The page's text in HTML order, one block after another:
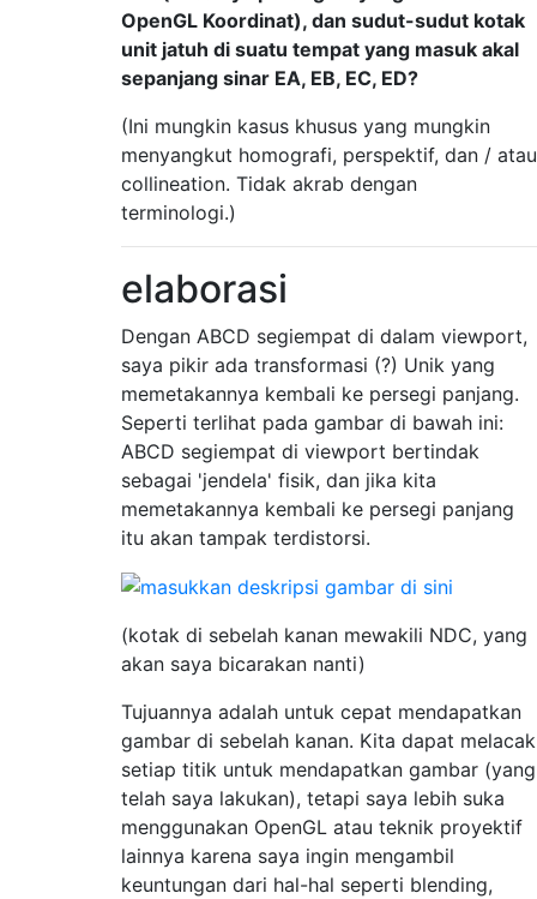
OpenGL Koordinat), dan sudut-sudut kotak
unit jatuh di suatu tempat yang masuk akal
sepanjang sinar EA, EB, EC, ED?
(Ini mungkin kasus khusus yang mungkin
menyangkut homografi, perspektif, dan / atau
collineation. Tidak akrab dengan
terminologi.)
elaborasi
Dengan ABCD segiempat di dalam viewport,
saya pikir ada transformasi (?) Unik yang
memetakannya kembali ke persegi panjang.
Seperti terlihat pada gambar di bawah ini:
ABCD segiempat di viewport bertindak
sebagai 'jendela' fisik, dan jika kita
memetakannya kembali ke persegi panjang
itu akan tampak terdistorsi.
(kotak di sebelah kanan mewakili NDC, yang
akan saya bicarakan nanti)
Tujuannya adalah untuk cepat mendapatkan
gambar di sebelah kanan. Kita dapat melacak
setiap titik untuk mendapatkan gambar (yang
telah saya lakukan), tetapi saya lebih suka
menggunakan OpenGL atau teknik proyektif
lainnya karena saya ingin mengambil
keuntungan dari hal-hal seperti blending,